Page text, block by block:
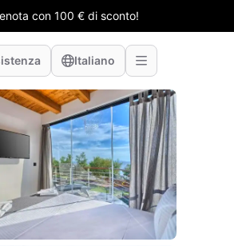
con 100 € di sconto!
Italiano